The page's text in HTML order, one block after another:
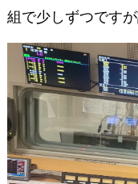
組で少しずつです